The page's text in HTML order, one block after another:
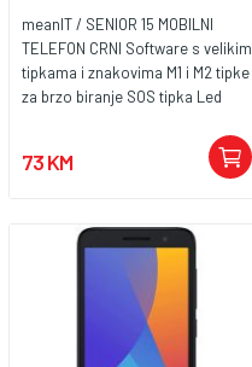
meanIT / SENIOR 15 MOBILNI
TELEFON CRNI Software s velikim
tipkama i znakovima M1 i M2 tipke
za brzo biranje SOS tipka Led
osobe starije dobi 1800mAh LiIon
baterija
73 KM